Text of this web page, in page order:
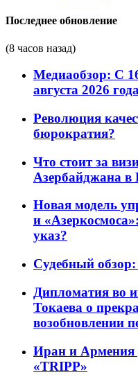
Последнее обновление
(8 часов назад)
Медиаобзор: С
августа 2026
Революция
бюрократия?
Что стоит за
Азербайджана в
Новая модель
и
указ?
Судебный обзор:
Дипломатия во
Токаева о
возобновлении
Иран и Армения
«TRIPP»